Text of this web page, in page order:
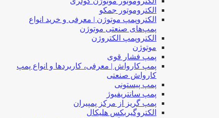
الکتروموتور جمکو
الکتروپمپ موتوژن | معرفی و خرید انواع
پمپ‌های صنعتی موتوژن
الکتروپمپ الکتروژن
موتوژن
پمپ فشار قوی
پمپ کارواش | معرفی، کاربردها و انواع پمپ
کارواش صنعتی
پمپ پیستونی
پمپ سانتریفیوژ
پمپ گریز از مرکز پمپیران
الکتروگیربکس هلیکال